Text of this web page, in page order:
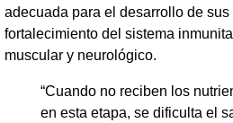
adecuada para el desarrollo de sus
fortalecimiento del sistema
muscular y neurológico.
​“Cuando no reciben los
en esta etapa, se dificulta el